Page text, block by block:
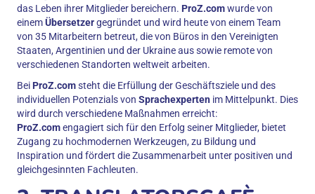
das Leben ihrer Mitglieder bereichern. ProZ.comwurde von
einemÜbersetzergegründet und wird heute von einem Team
von 35 Mitarbeitern betreut, die von Büros in den Vereinigten
Staaten, Argentinien und der Ukraine aus sowie remote von
verschiedenen Standorten weltweit arbeiten.
Bei ProZ.comsteht die Erfüllung der Geschäftsziele und des
individuellen Potenzials von Sprachexperten im Mittelpunkt. Dies
wird durch verschiedene Maßnahmen erreicht:
ProZ.comengagiert sich für den Erfolg seiner Mitglieder, bietet
Zugang zu hochmodernen Werkzeugen, zu Bildung und
Inspiration und fördert die Zusammenarbeit unter positiven und
gleichgesinnten Fachleuten.